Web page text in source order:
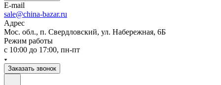
E-mail
sale@china-bazar.ru
Адрес
Мос. обл., п. Свердловский, ул. Набережная, 6Б
Режим работы
c 10:00 до 17:00, пн-пт
Заказать звонок